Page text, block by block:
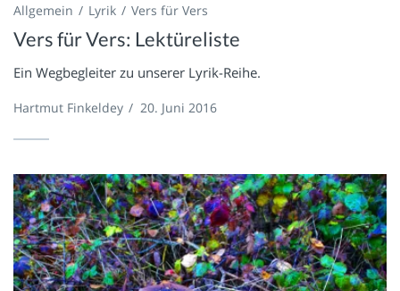
Allgemein Lyrik Vers für Vers
Vers für Vers: Lektüreliste
Ein Wegbegleiter zu unserer Lyrik-Reihe.
Hartmut Finkeldey / 20. Juni 2016